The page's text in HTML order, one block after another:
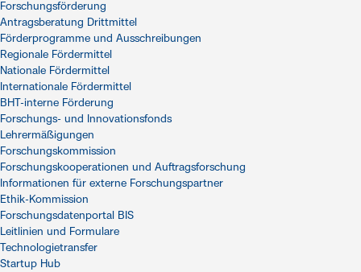
Forschungsförderung
Antragsberatung Drittmittel
Förderprogramme und Ausschreibungen
Regionale Fördermittel
Nationale Fördermittel
Internationale Fördermittel
BHT-interne Förderung
Forschungs- und Innovationsfonds
Lehrermäßigungen
Forschungskommission
Forschungskooperationen und Auftragsforschung
Informationen für externe Forschungspartner
Ethik-Kommission
Forschungsdatenportal BIS
Leitlinien und Formulare
Technologietransfer
Startup Hub